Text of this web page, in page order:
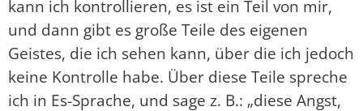
kann ich kontrollieren, es ist ein Teil von mir,
und dann gibt es große Teile des eigenen
Geistes, die ich sehen kann, über die ich jedoch
keine Kontrolle habe. Über diese Teile spreche
ich in Es-Sprache, und sage z. B.: „diese Angst,